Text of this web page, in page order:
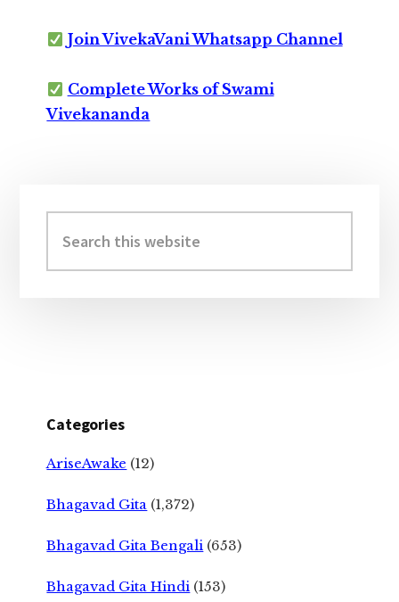
Join VivekaVani Whatsapp Channel
Complete Works of Swami
Vivekananda
Sidebar
this
website
Categories
AriseAwake (12)
Bhagavad Gita (1,372)
Bhagavad Gita Bengali (653)
Bhagavad Gita Hindi (153)